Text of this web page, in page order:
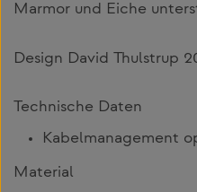
Marmor und Eiche
Design David Thulstrup
Technische Daten
Kabelmanagement
Material